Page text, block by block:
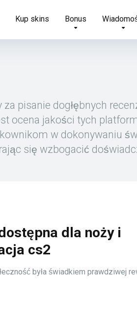
Kup skins Bonus
pisanie dogłębnych
ocena jakości tych
w dokonywaniu
się wzbogacić
dla noży i
cs2
była świadkiem prawdziwej